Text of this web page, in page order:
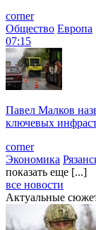
corner
Общество Европа
07:15
Павел Малков
ключевых
corner
Экономика
показать еще [...]
все новости
Актуальные